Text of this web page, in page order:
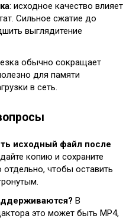
: исходное качество влияет
Сильное сжатие до
выглядитение
обычно сокращает
для памяти
в сеть.
исходный файл после
копию и сохраните
чтобы оставить
В
это может быть MP4,